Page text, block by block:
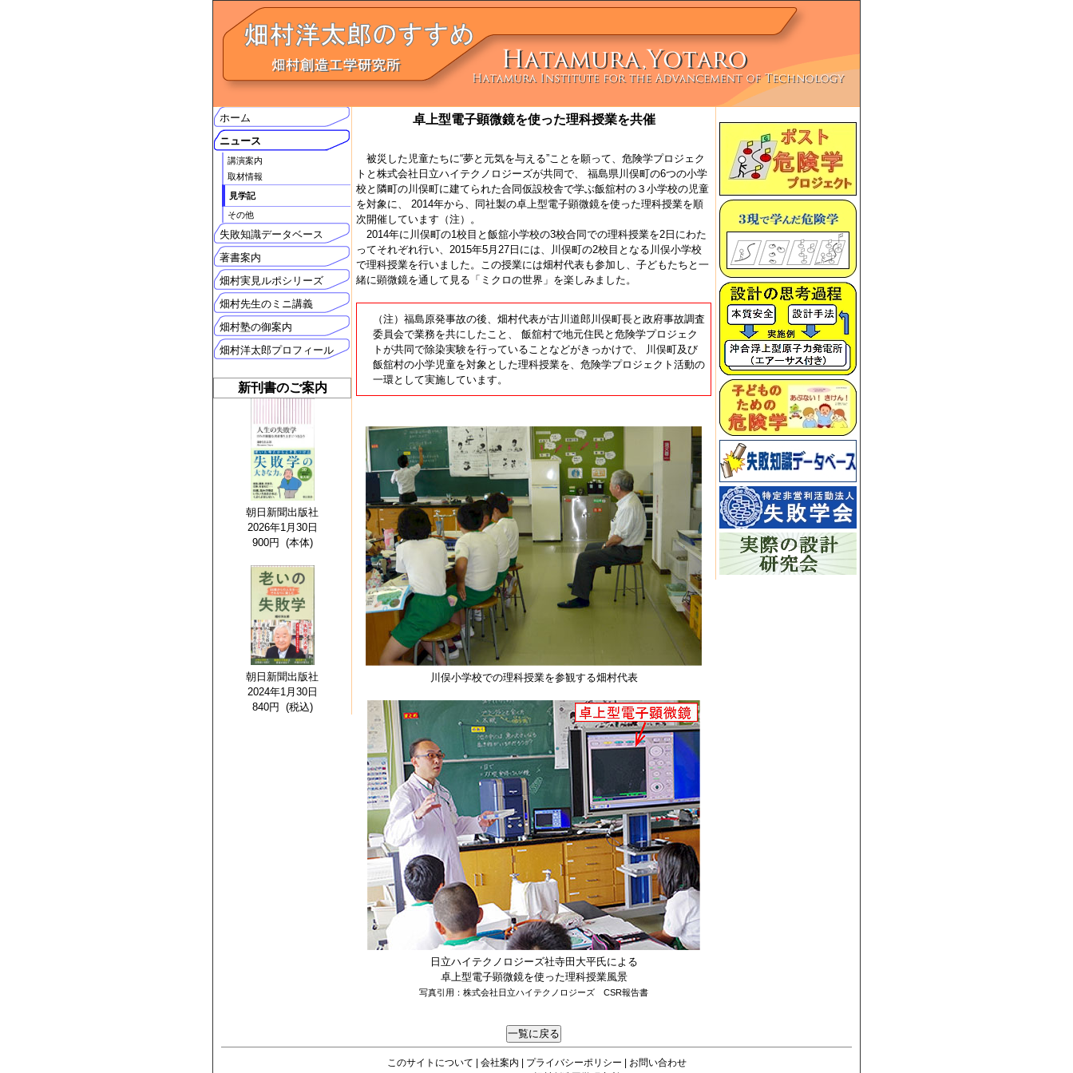
ホーム
ニュース
講演案内
取材情報
見学記
その他
失敗知識データベース
著書案内
畑村実見ルポシリーズ
畑村先生のミニ講義
畑村塾の御案内
畑村洋太郎プロフィール
新刊書のご案内
朝日新聞出版社
2026年1月30日
900円 (本体)
朝日新聞出版社
2024年1月30日
840円 (税込)
卓上型電子顕微鏡を使った理科授業を共催
被災した児童たちに“夢と元気を与える”ことを願って、危険学プロジェク
トと株式会社日立ハイテクノロジーズが共同で、 福島県川俣町の6つの小学
校と隣町の川俣町に建てられた合同仮設校舎で学ぶ飯舘村の３小学校の児童
を対象に、 2014年から、同社製の卓上型電子顕微鏡を使った理科授業を順
次開催しています（注）。
2014年に川俣町の1校目と飯舘小学校の3校合同での理科授業を2日にわた
ってそれぞれ行い、2015年5月27日には、川俣町の2校目となる川俣小学校
で理科授業を行いました。この授業には畑村代表も参加し、子どもたちと一
緒に顕微鏡を通して見る「ミクロの世界」を楽しみました。
（注）福島原発事故の後、畑村代表が古川道郎川俣町長と政府事故調査
委員会で業務を共にしたこと、 飯舘村で地元住民と危険学プロジェク
トが共同で除染実験を行っていることなどがきっかけで、 川俣町及び
飯舘村の小学児童を対象とした理科授業を、危険学プロジェクト活動の
一環として実施しています。
川俣小学校での理科授業を参観する畑村代表
日立ハイテクノロジーズ社寺田大平氏による
卓上型電子顕微鏡を使った理科授業風景
写真引用：株式会社日立ハイテクノロジーズ CSR報告書
一覧に戻る
このサイトについて 会社案内 プライバシーポリシー
お問い合わせ